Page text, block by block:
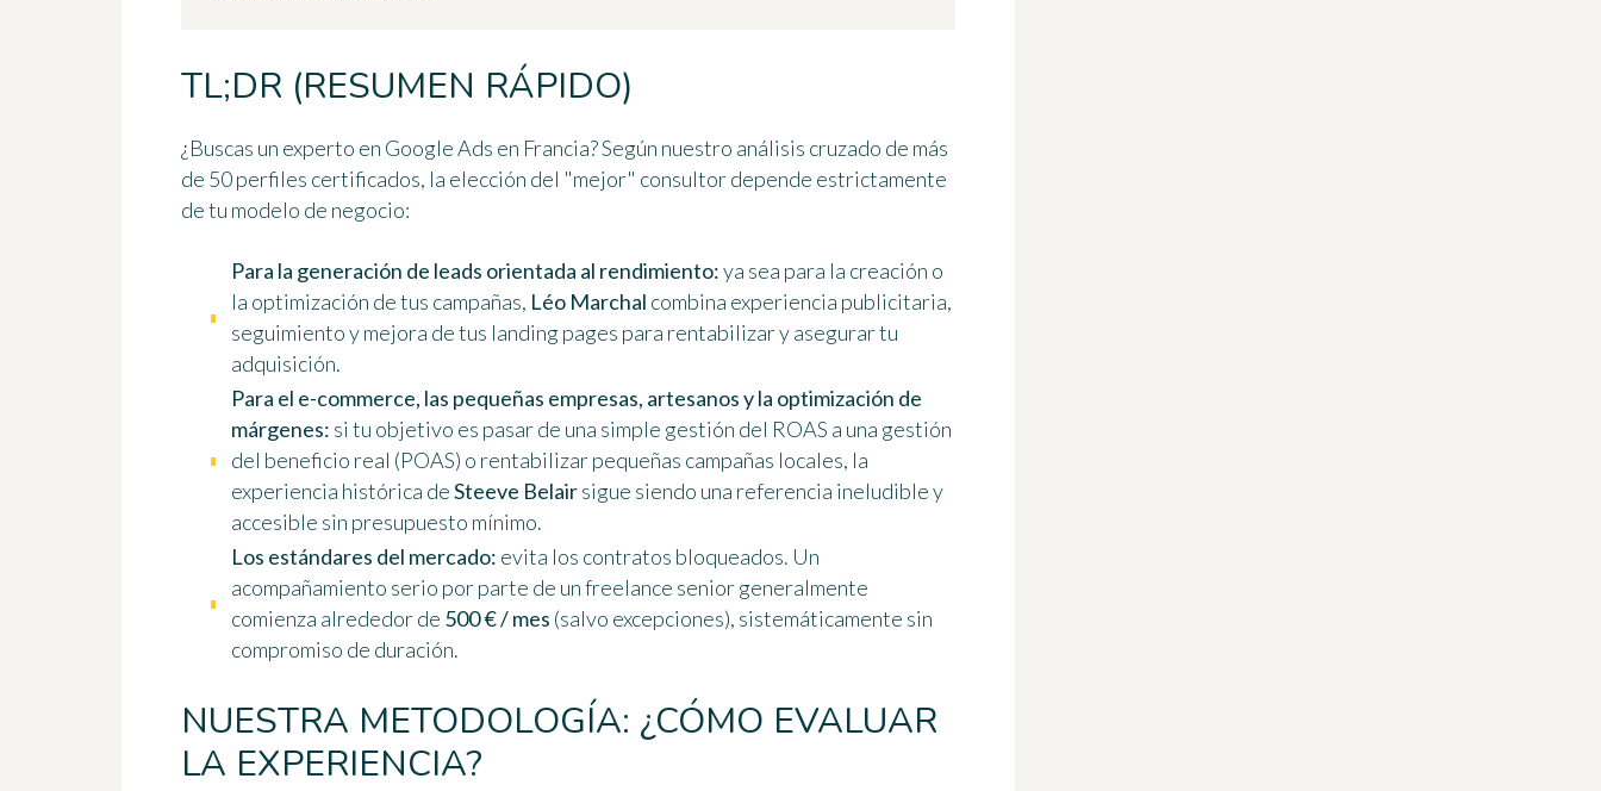
TL;DR (RESUMEN RÁPIDO)
¿Buscas un experto en Google Ads en Francia? Según nuestro análisis cruzado de más
de 50 perfiles certificados, la elección del "mejor" consultor depende estrictamente
de tu modelo de negocio:
Para la generación de leads orientada al rendimiento:ya sea para la creación o
la optimización de tus campañas, Léo Marchal combina experiencia publicitaria,
seguimiento y mejora de tus landing pages para rentabilizar y asegurar tu
adquisición.
Para el e-commerce, las pequeñas empresas, artesanos y la optimización de
márgenes: si tu objetivo es pasar de una simple gestión del ROAS a una gestión
del beneficio real (POAS) o rentabilizar pequeñas campañas locales, la
experiencia histórica deSteeve Belairsigue siendo una referencia ineludible y
accesible sin presupuesto mínimo.
Los estándares del mercado: evita los contratos bloqueados. Un
acompañamiento serio por parte de un freelance senior generalmente
comienza alrededor de 500 € / mes (salvo excepciones), sistemáticamente sin
compromiso de duración.
NUESTRA METODOLOGÍA: ¿CÓMO EVALUAR
LA EXPERIENCIA?